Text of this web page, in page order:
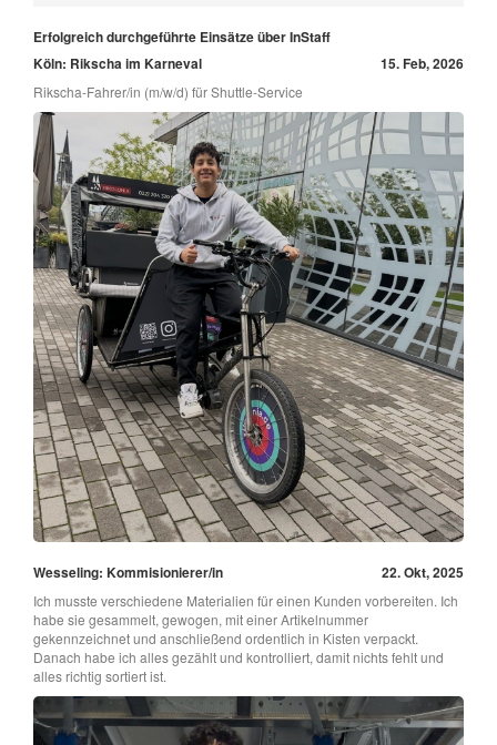
Erfolgreich durchgeführte Einsätze über InStaff
Köln: Rikscha im Karneval
15. Feb, 2026
Rikscha-Fahrer/in (m/w/d) für Shuttle-Service
Wesseling: Kommisionierer/in 22. Okt, 2025
Ich musste verschiedene Materialien für einen Kunden vorbereiten. Ich
habe sie gesammelt, gewogen, mit einer Artikelnummer
gekennzeichnet und anschließend ordentlich in Kisten verpackt.
Danach habe ich alles gezählt und kontrolliert, damit nichts fehlt und
alles richtig sortiert ist.